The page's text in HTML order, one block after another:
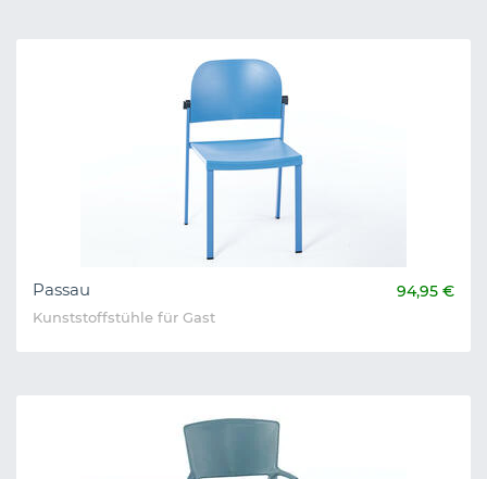
Passau 94,95 €
Kunststoffstühle für Gast